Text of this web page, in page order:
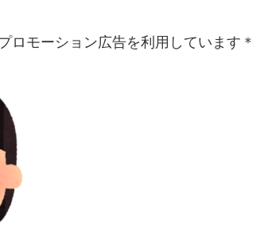
ロモーション広告を利用しています＊